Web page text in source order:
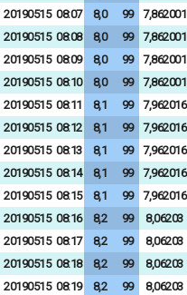
20190515 08:07 8,0 99 7,862001
20190515 08:08 8,0 99 7,862001
20190515 08:09 8,0 99 7,862001
20190515 08:10 8,0 99 7,862001
20190515 08:11 8,1 99 7,962016
20190515 08:12 8,1 99 7,962016
20190515 08:13 8,1 99 7,962016
20190515 08:14 8,1 99 7,962016
20190515 08:15 8,1 99 7,962016
20190515 08:16 8,2 99 8,06203
20190515 08:17 8,2 99 8,06203
20190515 08:18 8,2 99 8,06203
20190515 08:19 8,2 99 8,06203